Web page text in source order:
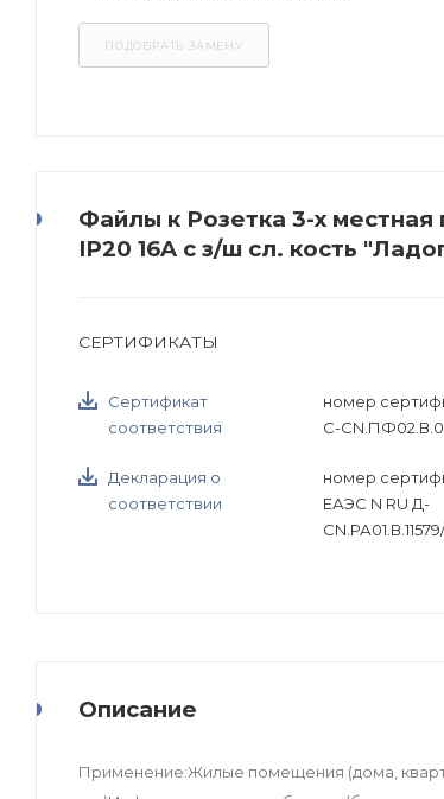
Файлы к Розетка 3-х местная
IP20 16A с з/ш сл. кость
СЕРТИФИКАТЫ
Сертификат
соответствия
номер
C-
Декларация о
соответствии
номер
ЕАЭС N RU Д-
Описание
Применение:Жилые помещения (дома,